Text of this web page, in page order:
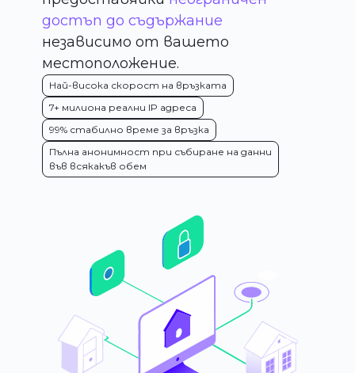
достъп до съдържание
независимо от вашето
местоположение.
Най-висока скорост на връзката
7+ милиона реални IP адреса
99% стабилно време за връзка
Пълна анонимност при събиране на данни
във всякакъв обем